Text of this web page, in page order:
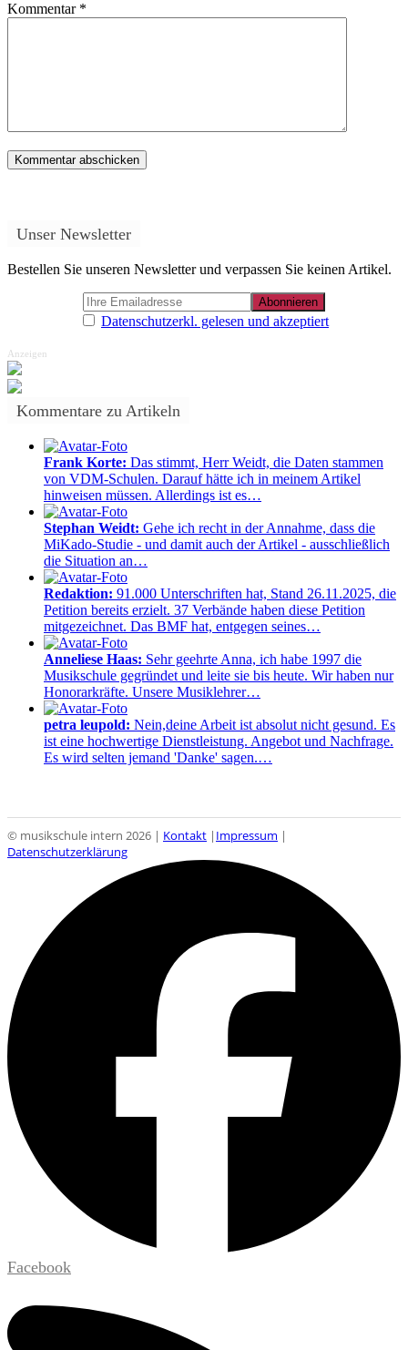
Kommentar *
Unser Newsletter
Bestellen Sie unseren Newsletter und verpassen Sie keinen Artikel.
Datenschutzerkl. gelesen und akzeptiert
Anzeigen
Kommentare zu Artikeln
Frank Korte: Das stimmt, Herr Weidt, die Daten stammen
von VDM-Schulen. Darauf hätte ich in meinem Artikel
hinweisen müssen. Allerdings ist es…
Stephan Weidt: Gehe ich recht in der Annahme, dass die
MiKado-Studie - und damit auch der Artikel - ausschließlich
die Situation an…
Redaktion: 91.000 Unterschriften hat, Stand 26.11.2025, die
Petition bereits erzielt. 37 Verbände haben diese Petition
mitgezeichnet. Das BMF hat, entgegen seines…
Anneliese Haas: Sehr geehrte Anna, ich habe 1997 die
Musikschule gegründet und leite sie bis heute. Wir haben nur
Honorarkräfte. Unsere Musiklehrer…
petra leupold: Nein,deine Arbeit ist absolut nicht gesund. Es
ist eine hochwertige Dienstleistung. Angebot und Nachfrage.
Es wird selten jemand 'Danke' sagen.…
© musikschule intern 2026 | Kontakt | Impressum |
Datenschutzerklärung
Facebook